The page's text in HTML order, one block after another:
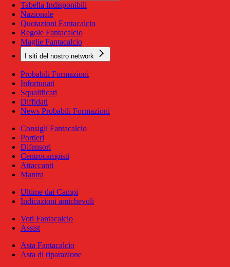
Tabella Indisponibili
Nazionale
Quotazioni Fantacalcio
Regole Fantacalcio
Maglie Fantacalcio
I siti del nostro network
Probabili Formazioni
Infortunati
Squalificati
Diffidati
News Probabili Formazioni
Consigli Fantacalcio
Portieri
Difensori
Centrocampisti
Attaccanti
Mantra
Ultime dai Campi
Indicazioni amichevoli
Voti Fantacalcio
Assist
Asta Fantacalcio
Asta di riparazione